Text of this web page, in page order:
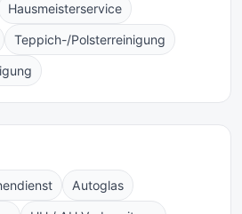
Hausmeisterservice
Teppich-/Polsterreinigung
Autoglas